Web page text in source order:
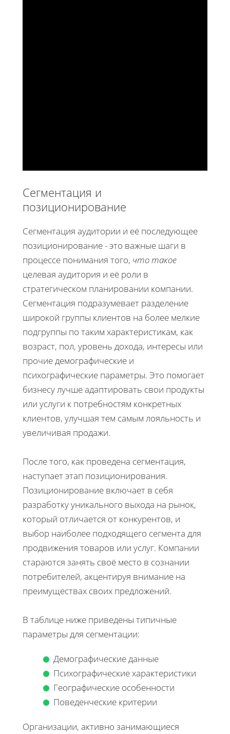
Сегментация и
позиционирование
Сегментация аудитории и её последующее
позиционирование - это важные шаги в
процессе понимания того, что такое
целевая аудитория и её роли в
стратегическом планировании компании.
Сегментация подразумевает разделение
широкой группы клиентов на более мелкие
подгруппы по таким характеристикам, как
возраст, пол, уровень дохода, интересы или
прочие демографические и
психографические параметры. Это помогает
бизнесу лучше адаптировать свои продукты
или услуги к потребностям конкретных
клиентов, улучшая тем самым лояльность и
увеличивая продажи.
После того, как проведена сегментация,
наступает этап позиционирования.
Позиционирование включает в себя
разработку уникального выхода на рынок,
который отличается от конкурентов, и
выбор наиболее подходящего сегмента для
продвижения товаров или услуг. Компании
стараются занять своё место в сознании
потребителей, акцентируя внимание на
преимуществах своих предложений.
В таблице ниже приведены типичные
параметры для сегментации:
Демографические данные
Психографические характеристики
Географические особенности
Поведенческие критерии
Организации, активно занимающиеся